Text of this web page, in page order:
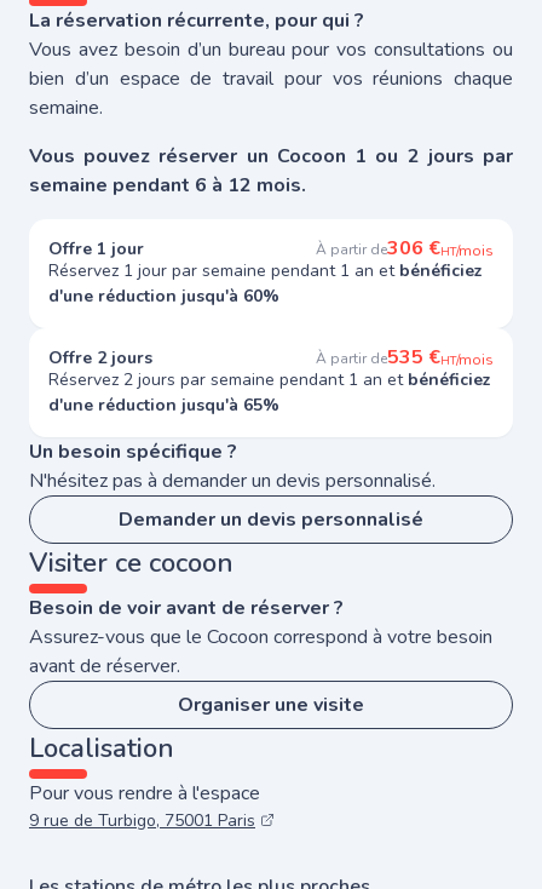
La réservation récurrente, pour qui ?
Vous avez besoin d’un bureau pour vos consultations ou
bien d’un espace de travail pour vos réunions chaque
semaine.
Vous pouvez réserver un Cocoon 1 ou 2 jours par
semaine pendant 6 à 12 mois.
Offre 1 jour À partir de306 €HT/mois
Réservez 1 jour par semaine pendant 1 an et bénéficiez
d'une réduction jusqu'à 60%
Offre 2 jours À partir de535 €HT/mois
Réservez 2 jours par semaine pendant 1 an et bénéficiez
d'une réduction jusqu'à 65%
Un besoin spécifique ?
N'hésitez pas à demander un devis personnalisé.
Demander un devis personnalisé
Visiter ce cocoon
Besoin de voir avant de réserver ?
Assurez-vous que le Cocoon correspond à votre besoin
avant de réserver.
Organiser une visite
Localisation
Pour vous rendre à l'espace
9 rue de Turbigo, 75001 Paris